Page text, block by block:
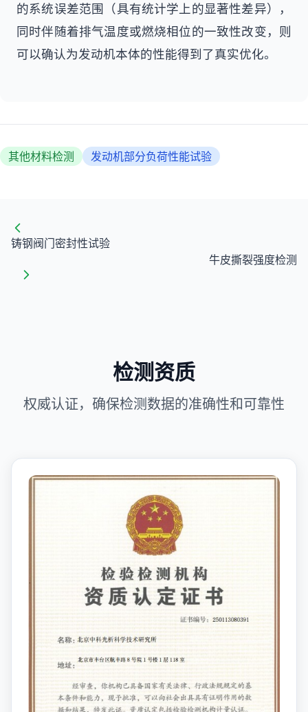
的系统误差范围（具有统计学上的显著性差异），
同时伴随着排气温度或燃烧相位的一致性改变，则
可以确认为发动机本体的性能得到了真实优化。
其他材料检测 发动机部分负荷性能试验
铸钢阀门密封性试验
牛皮撕裂强度检测
检测资质
权威认证，确保检测数据的准确性和可靠性